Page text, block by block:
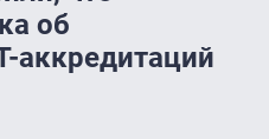
об
аккредитаций